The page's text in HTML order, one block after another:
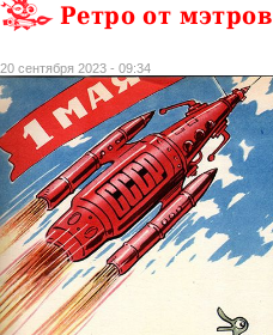
Ретро от мэтров
20 сентября 2023 - 09:34